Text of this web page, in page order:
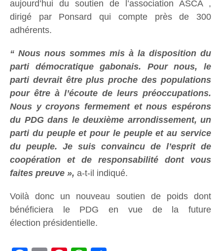
aujourd’hui du soutien de l’association ASCA ,
dirigé par Ponsard qui compte près de 300
adhérents.
“ Nous nous sommes mis à la disposition du
parti démocratique gabonais. Pour nous, le
parti devrait être plus proche des populations
pour être à l’écoute de leurs préoccupations.
Nous y croyons fermement et nous espérons
du PDG dans le deuxième arrondissement, un
parti du peuple et pour le peuple et au service
du peuple. Je suis convaincu de l’esprit de
coopération et de responsabilité dont vous
faites preuve », a-t-il indiqué.
Voilà donc un nouveau soutien de poids dont
bénéficiera le PDG en vue de la future
élection présidentielle.